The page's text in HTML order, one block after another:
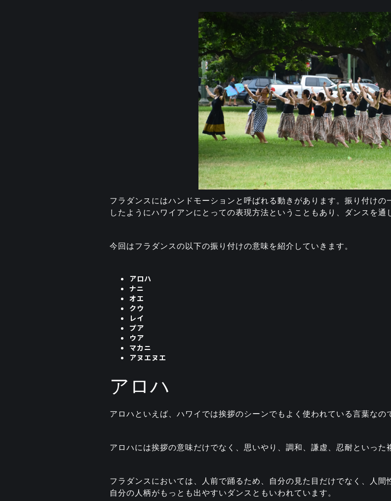
フラダンスにはハンドモーションと呼ばれる動きがあります。振り付け
したようにハワイアンにとっての表現方法ということもあり、ダンスを通
今回はフラダンスの以下の振り付けの意味を紹介していきます。
アロハ
ナニ
オエ
クウ
レイ
プア
ウア
マカニ
アヌエヌエ
アロハ
アロハといえば、ハワイでは挨拶のシーンでもよく使われている言葉なの
アロハには挨拶の意味だけでなく、思いやり、調和、謙虚、忍耐といった
フラダンスにおいては、人前で踊るため、自分の見た目だけでなく、人間
自分の人柄がもっとも出やすいダンスともいわれています。